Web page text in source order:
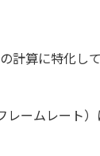
計算に特化し
ームレート）